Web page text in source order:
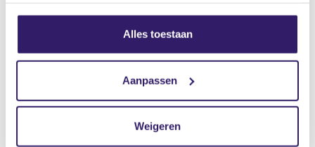
Alles toestaan
Aanpassen
Weigeren